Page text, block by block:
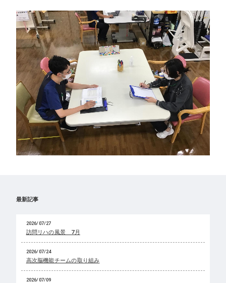
最新記事
2026/07/27
訪問リハの風景 7月
2026/07/24
高次脳機能チームの取り組み
2026/07/09